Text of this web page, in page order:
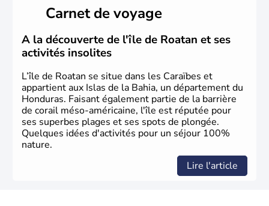
Carnet de voyage
A la découverte de l'île de Roatan et ses
activités insolites
L’île de Roatan se situe dans les Caraïbes et
appartient aux Islas de la Bahia, un département du
Honduras. Faisant également partie de la barrière
de corail méso-américaine, l'île est réputée pour
ses superbes plages et ses spots de plongée.
Quelques idées d'activités pour un séjour 100%
nature.
Lire l'article